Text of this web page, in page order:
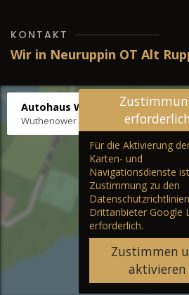
KONTAKT
Wir in Neuruppin OT Alt
Autohaus Wernicke
Wuthenower Str. 12b, 16827 Neuruppin
erforderlich
Für die Aktivierung
Karten- und
Navigationsdienste
Zustimmung zu den
Drittanbieter Google
erforderlich.
Zustimmen
aktivieren